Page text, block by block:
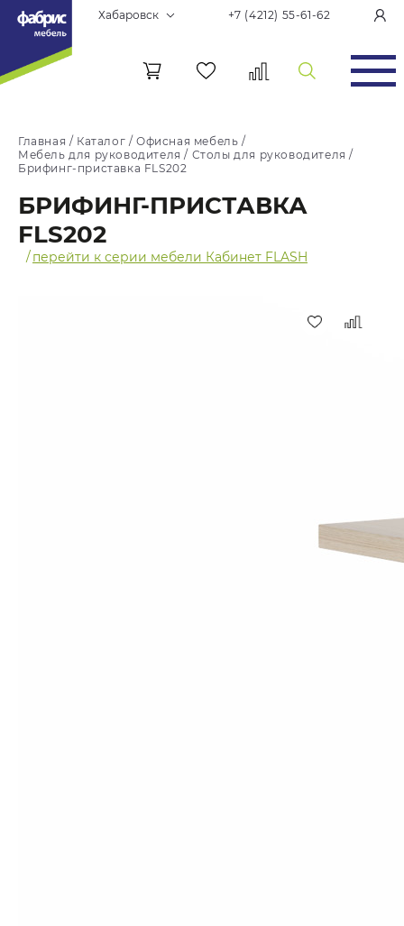
Хабаровск +7 (4212) 55-61-62
Главная / Каталог /Офисная мебель /
Мебель для руководителя / Столы для руководителя /
Брифинг-приставка FLS202
БРИФИНГ-ПРИСТАВКА
FLS202
/перейти к серии мебели Кабинет FLASH